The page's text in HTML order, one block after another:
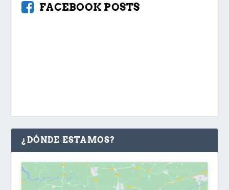
FACEBOOK POSTS
¿DÓNDE ESTAMOS?